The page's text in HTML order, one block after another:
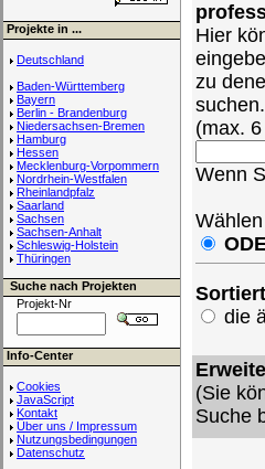
Projekte in ...
Deutschland
Baden-Württemberg
Bayern
Berlin - Brandenburg
Niedersachsen-Bremen
Hamburg
Hessen
Mecklenburg-Vorpommern
Nordrhein-Westfalen
Rheinlandpfalz
Saarland
Sachsen
Sachsen-Anhalt
Schleswig-Holstein
Thüringen
Suche nach Projekten
Projekt-Nr
Info-Center
Cookies
JavaScript
Kontakt
Über uns / Impressum
Nutzungsbedingungen
Datenschutz
Hier
zu
suchen.
(max.
Wenn
die
(Sie
Suche